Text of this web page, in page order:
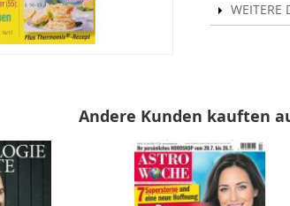
WEITERE
Andere Kunden kauften